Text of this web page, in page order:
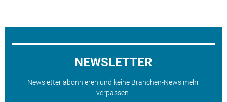
NEWSLETTER
Newsletter abonnieren und keine Branchen-News mehr
verpassen.